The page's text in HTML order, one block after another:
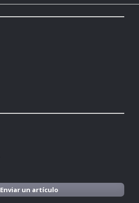
Enviar un artículo